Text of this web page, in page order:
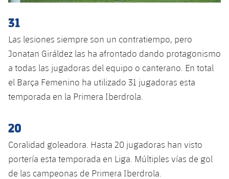
31
Las lesiones siempre son un contratiempo, pero
Jonatan Giráldez las ha afrontado dando protagonismo
a todas las jugadoras del equipo o canterano. En total
el Barça Femenino ha utilizado 31 jugadoras esta
temporada en la Primera Iberdrola.
20
Coralidad goleadora. Hasta 20 jugadoras han visto
portería esta temporada en Liga. Múltiples vías de gol
de las campeonas de Primera Iberdrola.